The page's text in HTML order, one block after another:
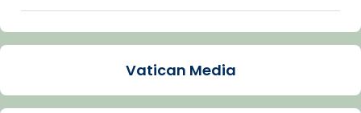
Arquebisbat de Barcelona
La Carmina va patir depressió. Fa gairebé
dos mesos, a l'Estadi Lluís Companys, la
Vatican Media